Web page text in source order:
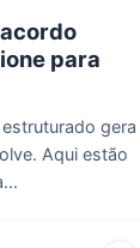
para
gera
Aqui estão